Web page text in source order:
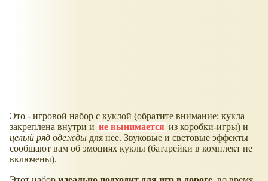
Это - игровой набор с куклой (обратите внимание: кукла
закреплена внутри и не вынимается из коробки-игры) и
целый ряд одежды для нее. Звуковые и световые эффекты
сообщают вам об эмоциях куклы (батарейки в комплект не
включены).